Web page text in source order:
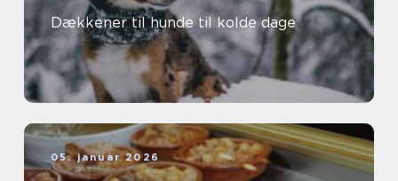
Dækkener til hunde til kolde dage
05. januar 2026